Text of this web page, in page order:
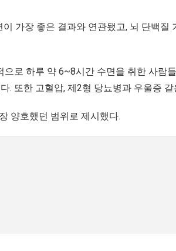
가장 좋은 결과와 연관됐고, 뇌 단백질
로 하루 약 6~8시간 수면을 취한 사람
. 또한 고혈압, 제2형 당뇨병과 우울증
양호했던 범위로 제시했다.